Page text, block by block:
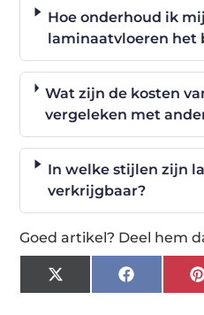
Hoe onderhoud ik
laminaatvloeren het
Wat zijn de kosten
vergeleken met
In welke stijlen zijn
verkrijgbaar?
Goed artikel? Deel hem
X
(Twitter)
Facebook